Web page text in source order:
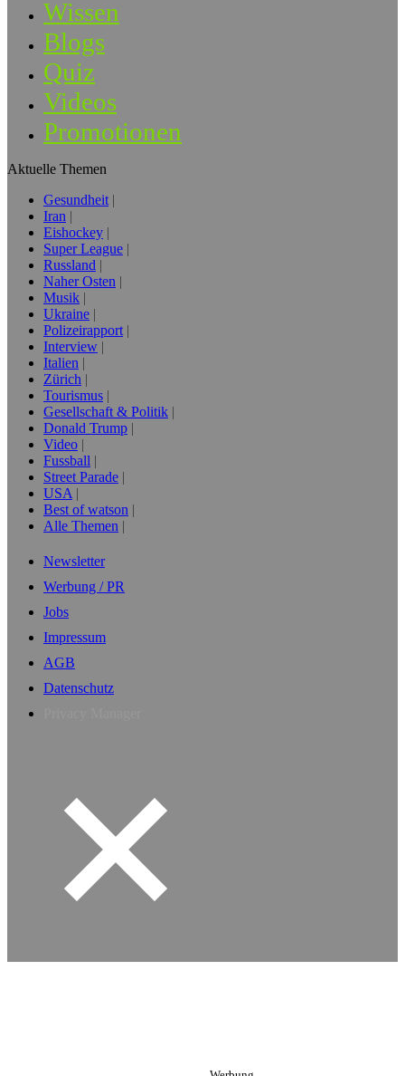
Wissen
Blogs
Quiz
Videos
Promotionen
Aktuelle Themen
Gesundheit
Iran
Eishockey
Super League
Russland
Naher Osten
Musik
Ukraine
Polizeirapport
Interview
Italien
Zürich
Tourismus
Gesellschaft & Politik
Donald Trump
Video
Fussball
Street Parade
USA
Best of watson
Alle Themen
Newsletter
Werbung / PR
Jobs
Impressum
AGB
Datenschutz